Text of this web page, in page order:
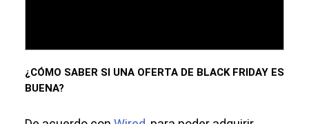
¿CÓMO SABER SI UNA OFERTA DE BLACK FRIDAY ES
BUENA?